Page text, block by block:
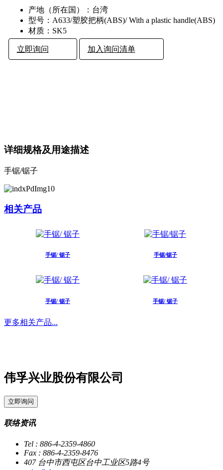
产地（所在国）： 台湾
型号： A633/塑胶把柄(ABS)/ With a plastic handle(ABS)
材质： SK5
立即询问 加入询问清单
详细规格及用途描述
手锯/锯子
相关产品
手锯/ 锯子 手锯/锯子
手锯/ 锯子 手锯/ 锯子
更多相关产品...
伟孚兴业股份有限公司
立即询问
联络资讯
Tel : 886-4-2359-4860
Fax : 886-4-2359-8476
407 台中市西屯区台中工业区5路4号